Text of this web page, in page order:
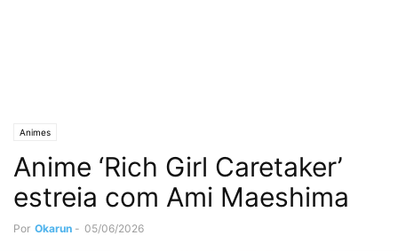
Animes
Anime ‘Rich Girl Caretaker’
estreia com Ami Maeshima
Por Okarun - 05/06/2026